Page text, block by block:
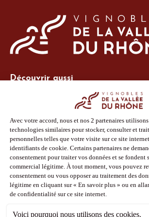
Découvrir aussi
Espace adhérent
Espace presse
Phototèque
Suivez-nous
Facebook
Instagram
Pinterest
Youtube